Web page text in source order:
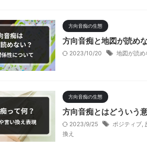
方向音痴の生態
方向音痴と地図が読め
2023/10/20 地図が読め
方向音痴の生態
方向音痴とはどういう
2023/9/25 ポジティブ,
換え